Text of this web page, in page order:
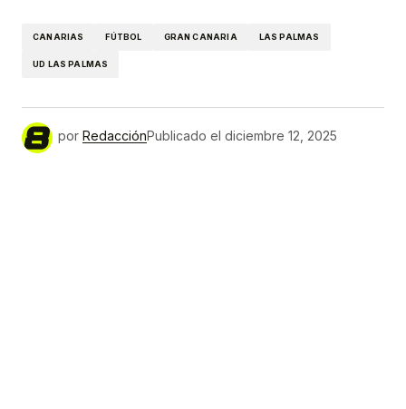
CANARIAS FÚTBOL GRAN CANARIA LAS PALMAS
UD LAS PALMAS
por RedacciónPublicado el diciembre 12, 2025